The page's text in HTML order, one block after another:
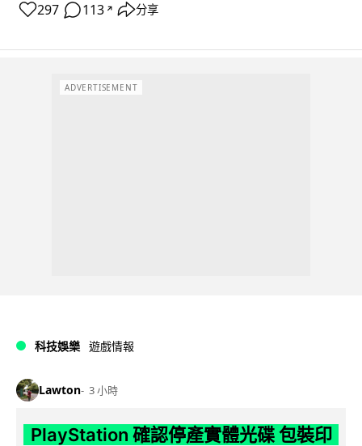
297 113 ↗ 分享
ADVERTISEMENT
科技娛樂 遊戲情報
Lawton 3 小時
PlayStation 確認停產實體光碟 包裝印